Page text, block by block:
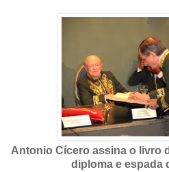
Antonio Cícero assina o livro
diploma e espada